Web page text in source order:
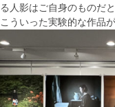
る人影はご自身のものだと
こういった実験的な作品